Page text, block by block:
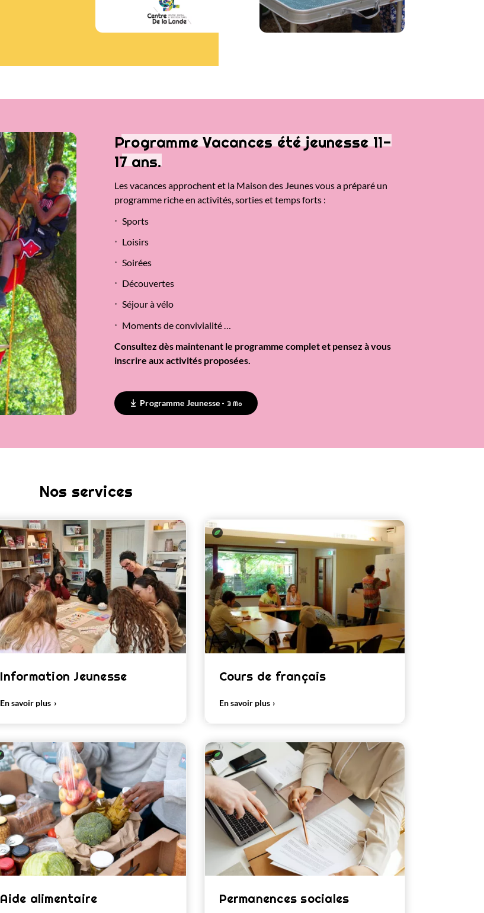
Programme Vacances été jeunesse 11-
17 ans.
Les vacances approchent et la Maison des Jeunes vous a préparé un
programme riche en activités, sorties et temps forts :
Sports
Loisirs
Soirées
Découvertes
Séjour à vélo
Moments de convivialité …
Consultez dès maintenant le programme complet et pensez à vous
inscrire aux activités proposées.
Programme Jeunesse – 3 Mo
Nos services
Information Jeunesse
En savoir plus
Cours de français
En savoir plus
Aide alimentaire Permanences sociales